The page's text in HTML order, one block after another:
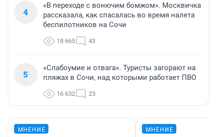
4
«В переходе с вонючим бомжом». Москвичка
рассказала, как спасалась во время налета
беспилотников на Сочи
18 665 43
5
«Слабоумие и отвага». Туристы загорают на
пляжах в Сочи, над которыми работает ПВО
16 632 23
МНЕНИЕ МНЕНИЕ